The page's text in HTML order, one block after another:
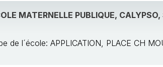
MATERNELLE PUBLIQUE,
de l´école: APPLICATION, PLACE CH